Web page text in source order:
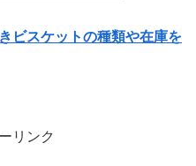
ビスケットの種類や在庫を
リンク